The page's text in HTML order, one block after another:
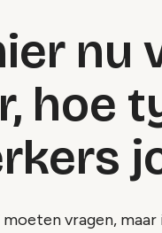
nu
hoe
vragen,